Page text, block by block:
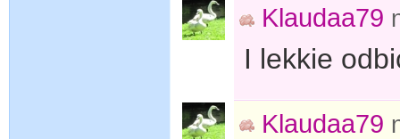
Klaudaa79
I lekkie
Klaudaa79